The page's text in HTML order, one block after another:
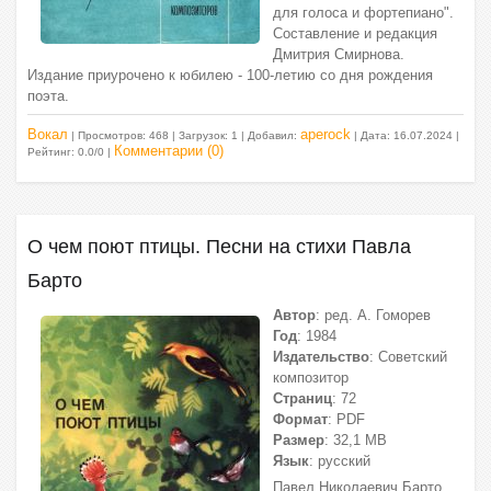
для голоса и фортепиано".
Составление и редакция
Дмитрия Смирнова.
Издание приурочено к юбилею - 100-летию со дня рождения
поэта.
Вокал | Просмотров: 468 | Загрузок: 1 | Добавил: aperock | Дата: 16.07.2024 |
Рейтинг: 0.0/0 | Комментарии (0)
О чем поют птицы. Песни на стихи Павла
Барто
Автор: ред. А. Гоморев
Год: 1984
Издательство: Советский
композитор
Страниц: 72
Формат: PDF
Размер: 32,1 МВ
Язык: русский
Павел Николаевич Барто